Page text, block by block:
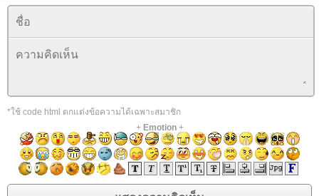
*ใช้ code html ตกแต่งข้อความได้เฉพาะสมาชิก
+ Emotion+